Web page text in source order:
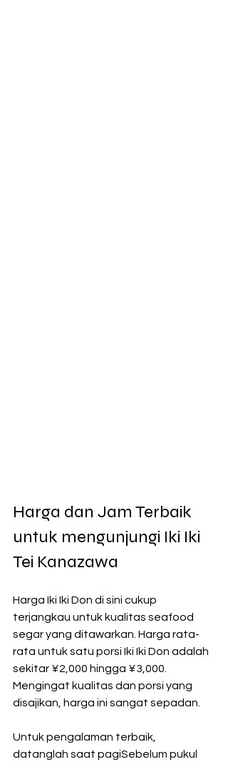
Harga dan Jam Terbaik
untuk mengunjungi Iki Iki
Tei Kanazawa
Harga Iki Iki Don di sini cukup
terjangkau untuk kualitas seafood
segar yang ditawarkan. Harga rata-
rata untuk satu porsi Iki Iki Don adalah
sekitar ¥2,000 hingga ¥3,000.
Mengingat kualitas dan porsi yang
disajikan, harga ini sangat sepadan.
Untuk pengalaman terbaik,
datanglah saat pagiSebelum pukul